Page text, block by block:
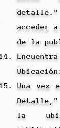
acceder
de la
Una vez
la